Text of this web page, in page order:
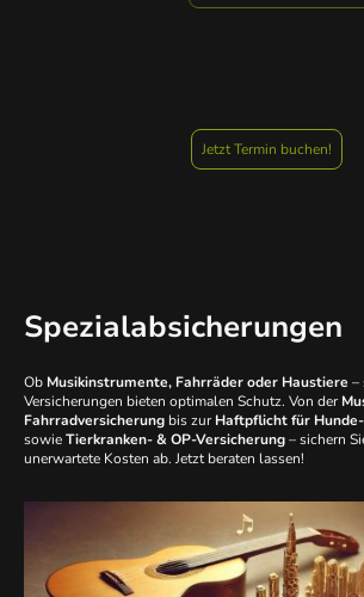
Jetzt Termin buchen!
Spezialabsicherungen
Ob Musikinstrumente, Fahrräder oder Haustiere –
Versicherungen bieten optimalen Schutz. Von der
Fahrradversicherung bis zurHaftpflicht für
sowieTierkranken- & OP-Versicherung– sichern
unerwartete Kosten ab. Jetzt beraten lassen!